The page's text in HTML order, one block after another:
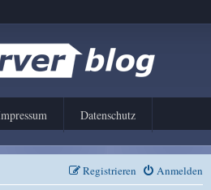
Datenschutz
Anmelden
Registrieren